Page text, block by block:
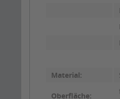
Material:
Oberfläche: